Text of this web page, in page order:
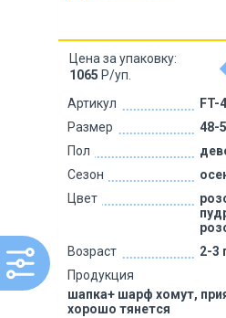
Артикул
FT-
Размер
48-
Пол
Сезон
Цвет
Возраст
2-3
Продукция
шапка+ шарф хомут,
хорошо тянется
Цена за упаковку:
1065 Р/уп.